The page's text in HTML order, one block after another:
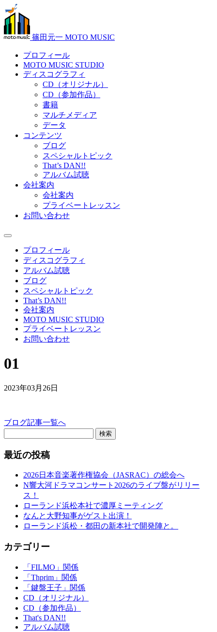
篠田元一 MOTO MUSIC
プロフィール
MOTO MUSIC STUDIO
ディスコグラフィ
CD（オリジナル）
CD（参加作品）
書籍
マルチメディア
データ
コンテンツ
ブログ
スペシャルトピック
That’s DAN!!
アルバム試聴
会社案内
会社案内
プライベートレッスン
お問い合わせ
プロフィール
ディスコグラフィ
アルバム試聴
ブログ
スペシャルトピック
That’s DAN!!
会社案内
MOTO MUSIC STUDIO
プライベートレッスン
お問い合わせ
01
2023年03月26日
ブログ記事一覧へ
検索
最近の投稿
2026日本音楽著作権協会（JASRAC）の総会へ
N響大河ドラマコンサート2026のライブ盤がリリー
ス！
ローランド浜松本社で濃厚ミーティング
なんと大野知事がゲスト出演！
ローランド浜松・都田の新本社で開発陣と。
カテゴリー
「FILMO」関係
「Thprim」関係
「鍵盤王子」関係
CD（オリジナル）
CD（参加作品）
That's DAN!!
アルバム試聴